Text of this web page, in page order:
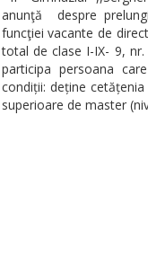
anunţă despre
funcţiei vacante de
total de clase I-IX- 9,
participa persoana
condiții: deține
superioare de master